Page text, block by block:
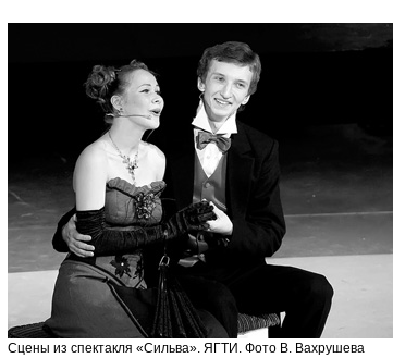
Сцены из спектакля «Сильва». ЯГТИ. Фото В. Вахрушева